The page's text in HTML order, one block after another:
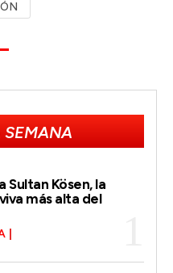
SEMANA
Sultan Kösen, la
más alta del